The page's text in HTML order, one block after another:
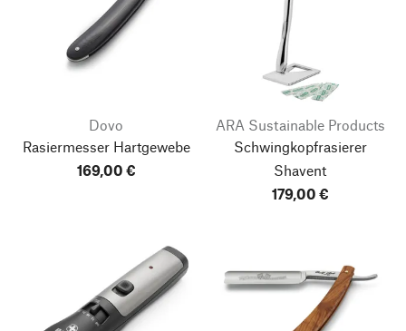
Dovo
Rasiermesser Hartgewebe
169,00 €
ARA Sustainable Products
Schwingkopfrasierer
Shavent
179,00 €